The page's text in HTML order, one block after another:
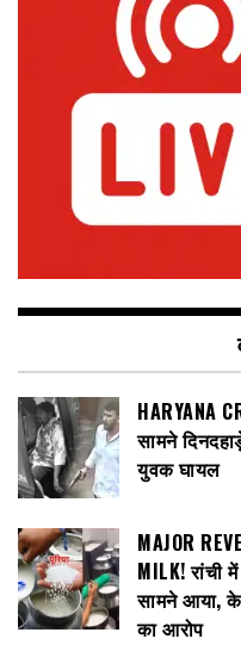
HARYANA
सामने
युवक घायल
MAJOR
MILK! रांची
सामने आया,
का आरोप